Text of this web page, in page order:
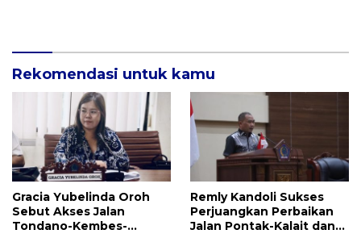
Rekomendasi untuk kamu
Gracia Yubelinda Oroh
Sebut Akses Jalan
Tondano-Kembes-
Remly Kandoli Sukses
Perjuangkan Perbaikan
Jalan Pontak-Kalait dan